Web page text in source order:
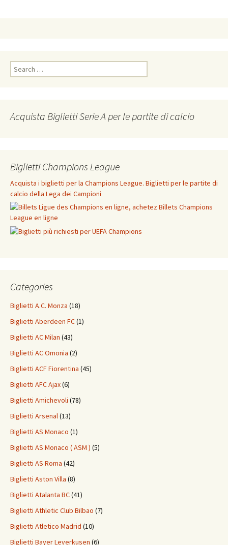
Search
for:
Acquista Biglietti Serie A per le partite di calcio
Biglietti Champions League
Acquista i biglietti per la Champions League. Biglietti per le partite di
calcio della Lega dei Campioni
Categories
Biglietti A.C. Monza (18)
Biglietti Aberdeen FC(1)
Biglietti AC Milan (43)
Biglietti AC Omonia (2)
Biglietti ACF Fiorentina (45)
Biglietti AFC Ajax(6)
Biglietti Amichevoli (78)
Biglietti Arsenal(13)
Biglietti AS Monaco (1)
Biglietti AS Monaco ( ASM ) (5)
Biglietti AS Roma (42)
Biglietti Aston Villa (8)
Biglietti Atalanta BC(41)
Biglietti Athletic Club Bilbao (7)
Biglietti Atletico Madrid (10)
Biglietti Bayer Leverkusen (6)